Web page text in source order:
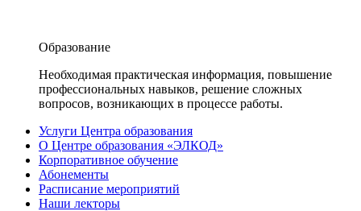
Образование
Необходимая практическая информация, повышение
профессиональных навыков, решение сложных
вопросов, возникающих в процессе работы.
Услуги Центра образования
О Центре образования «ЭЛКОД»
Корпоративное обучение
Абонементы
Расписание мероприятий
Наши лекторы